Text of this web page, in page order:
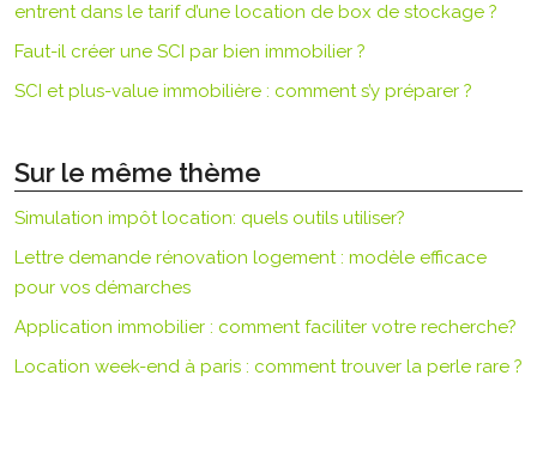
entrent dans le tarif d’une location de box de stockage ?
Faut-il créer une SCI par bien immobilier ?
SCI et plus-value immobilière : comment s’y préparer ?
Sur le même thème
Simulation impôt location: quels outils utiliser?
Lettre demande rénovation logement : modèle efficace
pour vos démarches
Application immobilier : comment faciliter votre recherche?
Location week-end à paris : comment trouver la perle rare ?